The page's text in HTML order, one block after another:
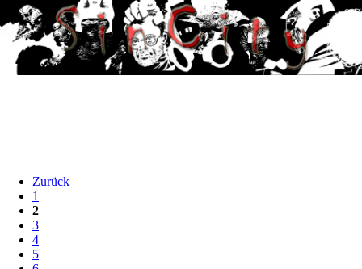
Zurück
1
2
3
4
5